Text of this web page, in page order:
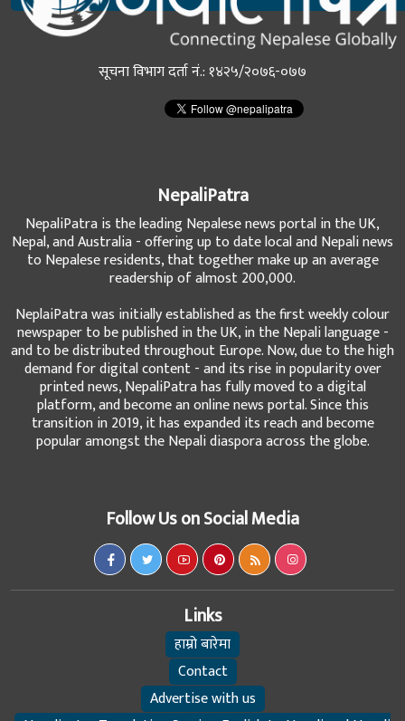
सूचना विभाग दर्ता नं.: १४२५/२०७६-०७७
NepaliPatra
NepaliPatra is the leading Nepalese news portal in the UK,
Nepal, and Australia - offering up to date local and Nepali news
to Nepalese residents, that together make up an average
readership of almost 200,000.
NeplaiPatra was initially established as the first weekly colour
newspaper to be published in the UK, in the Nepali language -
and to be distributed throughout Europe. Now, due to the high
demand for digital content - and its rise in popularity over
printed news, NepaliPatra has fully moved to a digital
platform, and become an online news portal. Since this
transition in 2019, it has expanded its reach and become
popular amongst the Nepali diaspora across the globe.
Follow Us on Social Media
Links
हाम्रो बारेमा
Contact
Advertise with us